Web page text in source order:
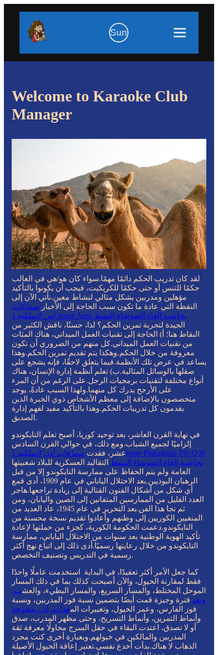
Sun
Welcome to Karaoke Club
Manager
لقد كان تدريب الحكم دائمًا مهمًا.سواء كان هو/هي في الغالب
حكمًا للتنس أو حتى حكمًا للكريكيت، فيجب أن يكونوا بالتأكيد
مؤهلين ومدربين بشكل مثالي لنشاط معين.نأتي الآن إلى
النقطة التي عادة ما تكون سبب الحاجة إلى الأخبار سماعات
رأس لاسلكية 1more Aero بخاصية إلغاء الضوضاء النشط
الجيدة لتجربة تمرين الحكم؟ لذا، حسنًا، ناقش الكثير من
النقاط هنا؛ أ) الحاجة إلى تقنيات العمل الميداني، هناك المئات
من تقنيات العمل الميداني.كل منهم من الضروري أن تكون
معروفة من خلال الحكم.وهكذا يتم تقديم تمرين الحكم.وهذا
يساعد في عرض تلك الأنظمة.فيما يتعلق لاحقًا، فإنه يشجع على
صقلها بالوسائل المثالية.ب) تعلم أنظمة إدارة الإنسان، هناك
أنواع مختلفة لتقنيات برمجيات الرجل.على الرغم من أن المرء
على الأرجح يدرك كل منهما.ولهذا السبب عادةً، يوجد
متخصصون بالإضافة إلى معظم الأشخاص ذوي الخبرة الذين
يقدمون كل تدريبات الحكم.وهذا بالتأكيد مفيد لفهم إدارة
الصديق.
في نهاية القرن العاشر، بعد توحيد كوريا، أصبح تعلم التايكوندو
إلزاميًا لجميع الشباب.ومع ذلك، في حوالي القرن السادس
عشر، فقدت
سماعات أذن لاسلكية 1more Pistonbuds Pro Q30
بخاصية إلغاء الضوضاء النشط التقاليد العسكرية للبلاد شعبيتها
العامة ولم يتم الحفاظ على ممارسة التايكوندو إلا من قبل
الرهبان البوذيين.بعد الاحتلال الياباني في عام 1909، أدى قمع
أي شكل من أشكال الفنون القتالية إلى زيادة تراجعها.هاجر
العدد القليل من الممارسين المتفانين إلى الصين واليابان، ومن
ثم نجا هذا الفن.بعد التحرير في عام 1945، عاد العديد من
المنفيين الكوريين إلى وطنهم وأعادوا تقديم نسخة محسنة من
التايكوندو.دعمت الحكومة الكورية، كجزء من حملتها لإعادة
تأكيد الهوية الوطنية بعد سنوات من الاحتلال الياباني، ممارسة
التايكوندو من خلال رعايتها رسميًا.أدى ذلك إلى اتباع نهج أكثر
رسمية في التدريس وتصنيف التخصص.
كما جعل الأمر أكثر تعقيدًا، في البداية استخدمت عاملًا واحدًا
فقط لمقارنة الخيول، والآن أصبحت كذلك بما في ذلك المسار
الموحل المختلط، والمسار السريع، والمسار البطيء، والعشب،
وبعد فترة وجيزة قمت أيضًا بتضمين نسبة فوز المدربين، ونسبة
فوز الفارس، وعمر الخيول، وتغييرات المعدات،
أذن مفتوحة
وأنماط التمرين، وأنماط التسريح، وحتى مظهر المدرب، صدق
أو لا تصدق، اعتدت البقاء في حقل السرج محاولًا معرفة ثقة
المدربين والمالكين في خيولهم.وبعبارة أخرى كنت مجرد
الذهاب لا هناك.بدأت أخدع نفسي.تعتبر إعاقة الخيول الأصيلة